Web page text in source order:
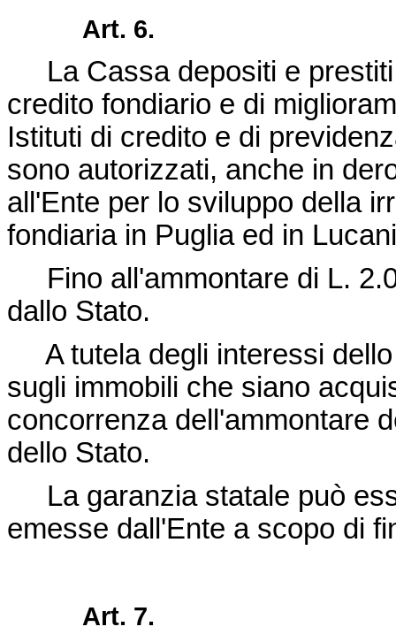
Art. 6.
La Cassa depositi e
credito fondiario e di
Istituti di credito e di
sono autorizzati, anche in
all'Ente per lo sviluppo della
fondiaria in Puglia ed in
Fino all'ammontare di L.
dallo Stato.
A tutela degli interessi
sugli immobili che siano
concorrenza dell'ammontare
dello Stato.
La garanzia statale può
emesse dall'Ente a scopo di
Art. 7.